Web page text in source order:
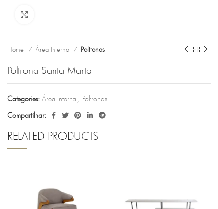
Home Área Interna Poltronas
Poltrona Santa Marta
Categories: Área Interna , Poltronas
Compartilhar:
RELATED PRODUCTS